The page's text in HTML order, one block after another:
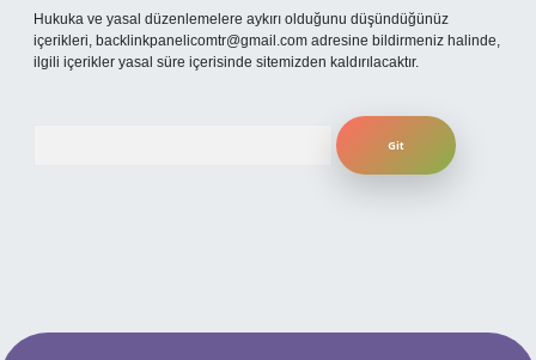
Hukuka ve yasal düzenlemelere aykırı olduğunu düşündüğünüz
içerikleri, backlinkpanelicomtr@gmail.com adresine bildirmeniz halinde,
ilgili içerikler yasal süre içerisinde sitemizden kaldırılacaktır.
adresi